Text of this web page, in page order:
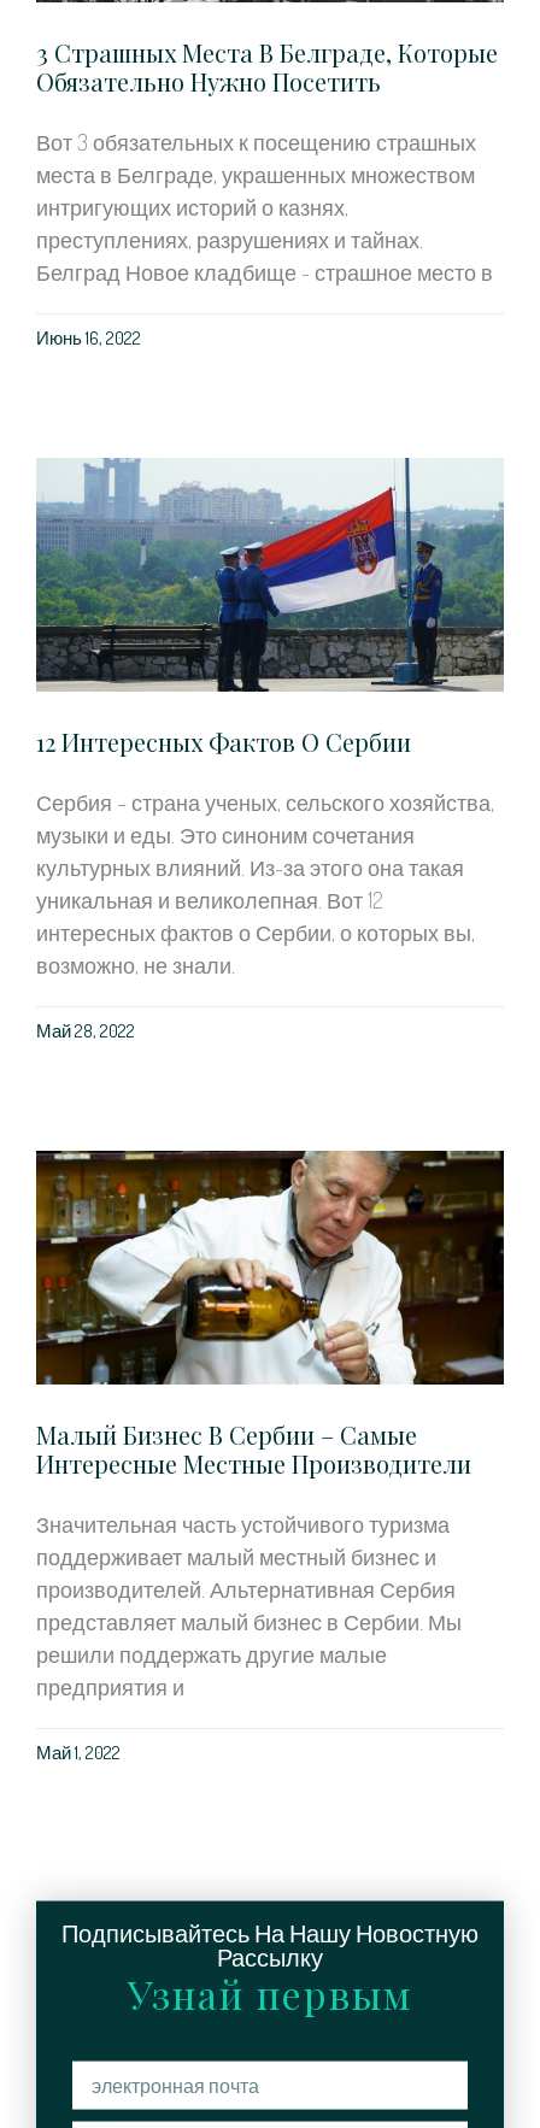
3 Страшных Места В Белграде, Которые
Обязательно Нужно Посетить
Вот 3 обязательных к посещению страшных
места в Белграде, украшенных множеством
интригующих историй о казнях,
преступлениях, разрушениях и тайнах.
Белград Новое кладбище - страшное место в
Июнь 16, 2022
12 Интересных Фактов О Сербии
Сербия – страна ученых, сельского хозяйства,
музыки и еды. Это синоним сочетания
культурных влияний. Из-за этого она такая
уникальная и великолепная. Вот 12
интересных фактов о Сербии, о которых вы,
возможно, не знали.
Май 28, 2022
Малый Бизнес В Сербии – Самые
Интересные Местные Производители
Значительная часть устойчивого туризма
поддерживает малый местный бизнес и
производителей. Альтернативная Сербия
представляет малый бизнес в Сербии. Мы
решили поддержать другие малые
предприятия и
Май 1, 2022
Подписывайтесь На Нашу Новостную
Рассылку
Узнай первым